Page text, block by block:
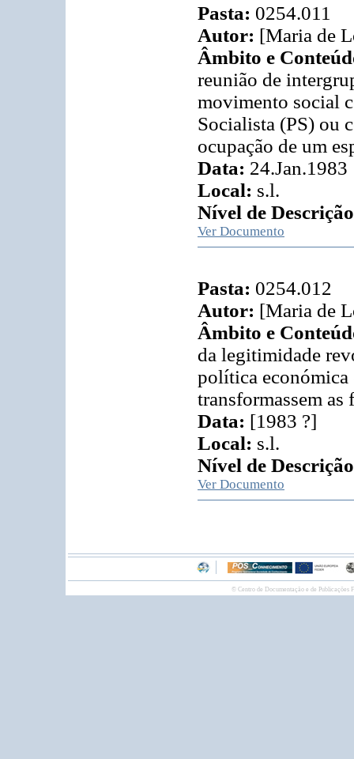
Pasta: 0254.011
Autor: [Maria de
Âmbito e
reunião de
movimento social
Socialista (PS) ou
ocupação de um
Data: 24.Jan.1983
Local: s.l.
Nível de
Ver Documento
Pasta: 0254.012
Autor: [Maria de
Âmbito e
da legitimidade
política económica
transformassem
Data: [1983 ?]
Local: s.l.
Nível de
Ver Documento
© Centro de Documentação e de Publicações